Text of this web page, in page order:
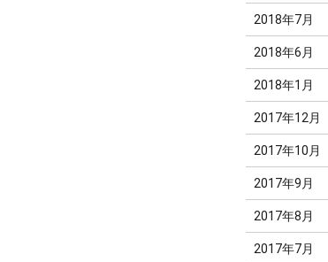
2018年7月
2018年6月
2018年1月
2017年12月
2017年10月
2017年9月
2017年8月
2017年7月